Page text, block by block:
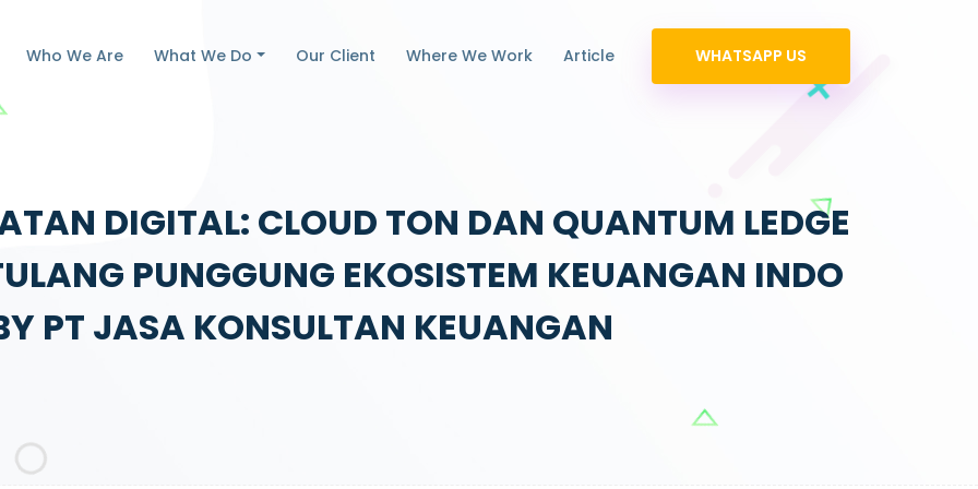
Who We Are What We Do Our Client Where We Work Article WHATSAPP US
DIGITAL: CLOUD TON DAN QUANTUM LEDGE
PUNGGUNG EKOSISTEM KEUANGAN INDO
PT JASA KONSULTAN KEUANGAN